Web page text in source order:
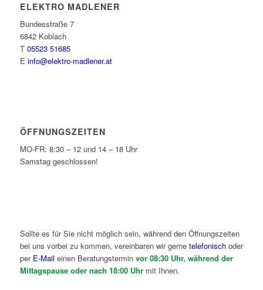
ELEKTRO MADLENER
Bundesstraße 7
6842 Koblach
T 05523 51685
E info@elektro-madlener.at
ÖFFNUNGSZEITEN
MO-FR: 8:30 – 12 und 14 – 18 Uhr
Samstag geschlossen!
Sollte es für Sie nicht möglich sein, während den Öffnungszeiten
bei uns vorbei zu kommen, vereinbaren wir gerne telefonischoder
per E-Mail einen Beratungstermin vor 08:30 Uhr, während der
Mittagspause oder nach 18:00 Uhrmit Ihnen.